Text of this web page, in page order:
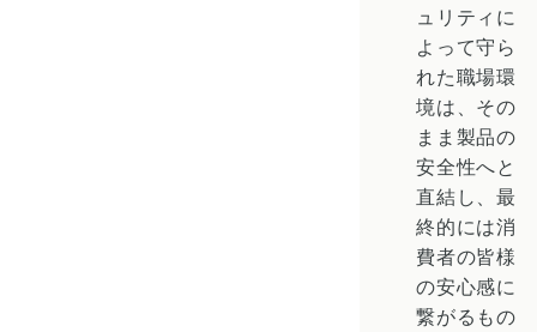
ュリティに
よって守ら
れた職場環
境は、その
まま製品の
安全性へと
直結し、最
終的には消
費者の皆様
の安心感に
繋がるもの